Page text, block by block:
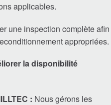
Lovejoy
contrôle de torsion
d’entraînement
industriels
applicables.
une inspection complète afin
appropriées.
la disponibilité
: Nous gérons les